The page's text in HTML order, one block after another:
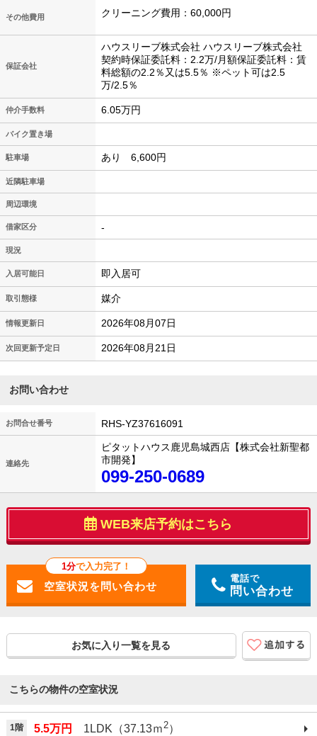
その他費用 クリーニング費用：60,000円
保証会社
ハウスリーブ株式会社 ハウスリーブ株式会社
契約時保証委託料：2.2万/月額保証委託料：賃
料総額の2.2％又は5.5％ ※ペット可は2.5
万/2.5％
仲介手数料 6.05万円
バイク置き場
駐車場 あり 6,600円
近隣駐車場
周辺環境
借家区分 -
現況
入居可能日 即入居可
取引態様 媒介
情報更新日 2026年08月07日
次回更新予定日 2026年08月21日
お問い合わせ
お問合せ番号 RHS-YZ37616091
連絡先
ピタットハウス鹿児島城西店【株式会社新聖都
市開発】
099-250-0689
WEB来店予約はこちら
1分で入力完了！
電話で
問い合わせ
お気に入り一覧を見る
こちらの物件の空室状況
1階 5.5万円 1LDK（37.13ｍ2）